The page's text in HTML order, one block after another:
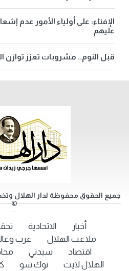
الإفتاء: على أولياء الأمور عدم
عليهم
قبل النوم.. مشروبات تعزز توازن
جميع الحقوق محفوظة لدار الهلال
©
أخبار الاتحادية
ملاعب الهلال
عرب
اقتصاد
سيدتي
الهلال لايت
توك شو